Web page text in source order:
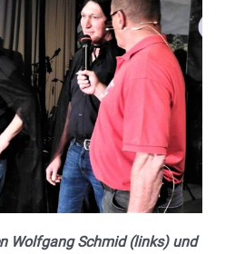
Wolfgang Schmid (links) und